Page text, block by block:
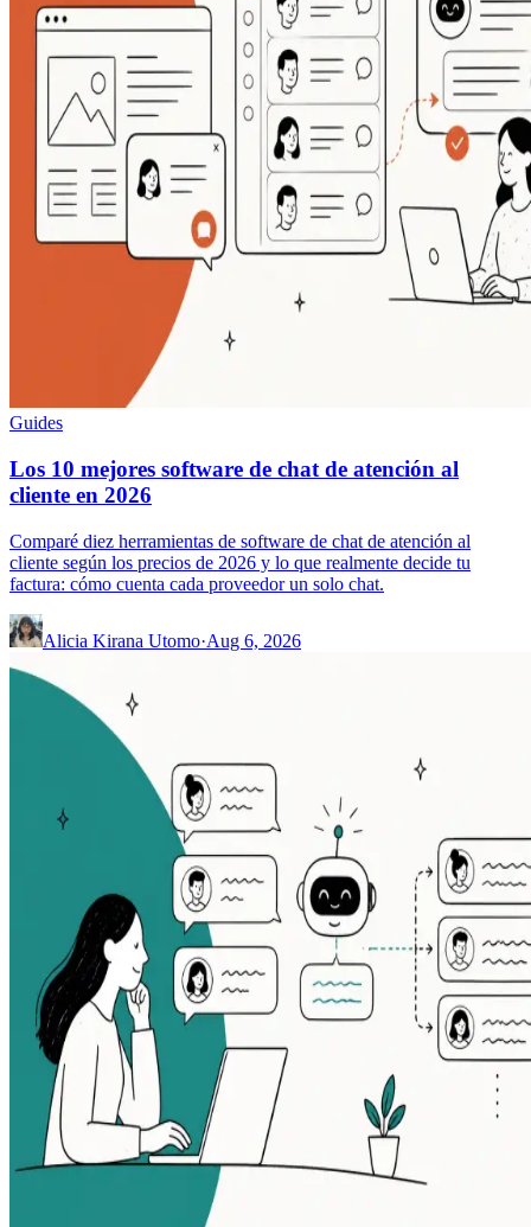
Guides
Los 10 mejores software de chat de atención al
cliente en 2026
Comparé diez herramientas de software de chat de atención al
cliente según los precios de 2026 y lo que realmente decide tu
factura: cómo cuenta cada proveedor un solo chat.
Alicia Kirana Utomo·Aug 6, 2026